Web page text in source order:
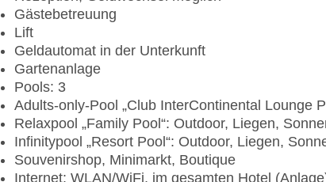
Gästebetreuung
Lift
Geldautomat in der Unterkunft
Gartenanlage
Pools: 3
Adults-only-Pool „Club InterContinental Lounge
Relaxpool „Family Pool“: Outdoor, Liegen,
Infinitypool „Resort Pool“: Outdoor, Liegen,
Souvenirshop, Minimarkt, Boutique
Internet: WLAN/WiFi, im gesamten Hotel